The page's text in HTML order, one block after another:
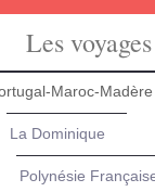
Les
Maroc-Madère
La Dominique
Polynésie